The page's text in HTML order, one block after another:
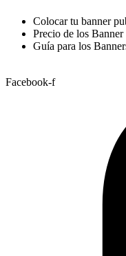
Colocar tu banner
Precio de los
Guía para los
Facebook-f